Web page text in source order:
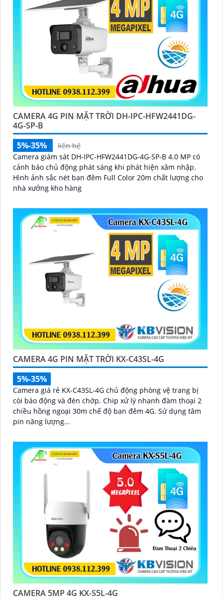
CAMERA 4G PIN MẶT TRỜI DH-IPC-HFW2441DG-
4G-SP-B
5%-35%
liên hệ
Camera giám sát DH-IPC-HFW2441DG-4G-SP-B 4.0 MP có
cảnh báo chủ động phát sáng khi phát hiện xâm nhập.
Hình ảnh sắc nét ban đêm Full Color 20m chất lượng cho
nhà xưởng kho hàng
CAMERA 4G PIN MẶT TRỜI KX-C43SL-4G
5%-35%
Camera giá rẻ KX-C43SL-4G chủ động phòng vệ trang bị
còi báo động và đèn chớp. Chip xử lý nhanh đàm thoại 2
chiều hồng ngoại 30m chế độ ban đêm 4G. Sử dụng tâm
pin năng lượng...
CAMERA 5MP 4G KX-S5L-4G